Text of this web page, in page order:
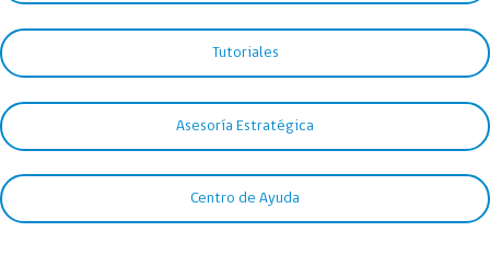
Tutoriales
Asesoría Estratégica
Centro de Ayuda